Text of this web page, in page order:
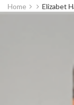
Home Elizabet